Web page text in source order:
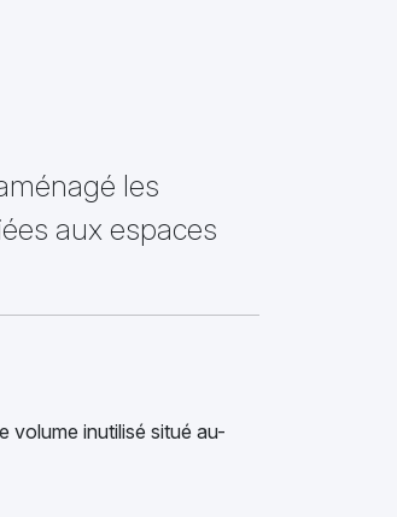
les
aux espaces
volume inutilisé situé au-